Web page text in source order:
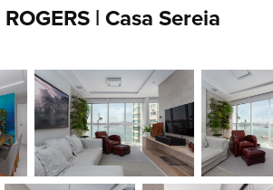
| Casa Sereia